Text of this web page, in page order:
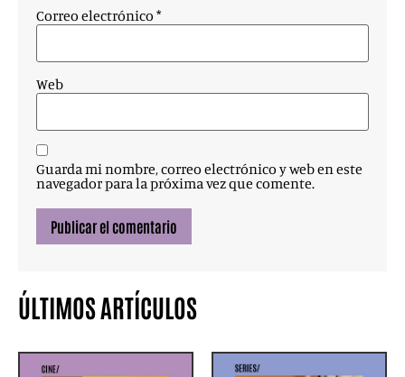
Correo electrónico *
Web
Guarda mi nombre, correo electrónico y web en este
navegador para la próxima vez que comente.
ÚLTIMOS ARTÍCULOS